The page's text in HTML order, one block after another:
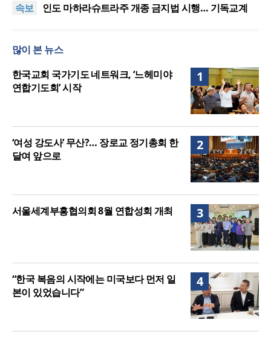
속보
인도 마하라슈트라주 개종 금지법 시행… 기독교계
매는 다를까?
[최원호 목사의 영혼의 양식 60] 여호와의 영광이 충
“미래 선교, 분쟁·빈곤 지역 출신이 주도”
많이 본 뉴스
1
한국교회 국가기도 네트워크, ‘느헤미야
연합기도회’ 시작
2
‘여성 강도사’ 무산?… 장로교 정기총회 한
달여 앞으로
3
서울세계부흥협의회 8월 연합성회 개최
4
“한국 복음의 시작에는 미국보다 먼저 일
본이 있었습니다”